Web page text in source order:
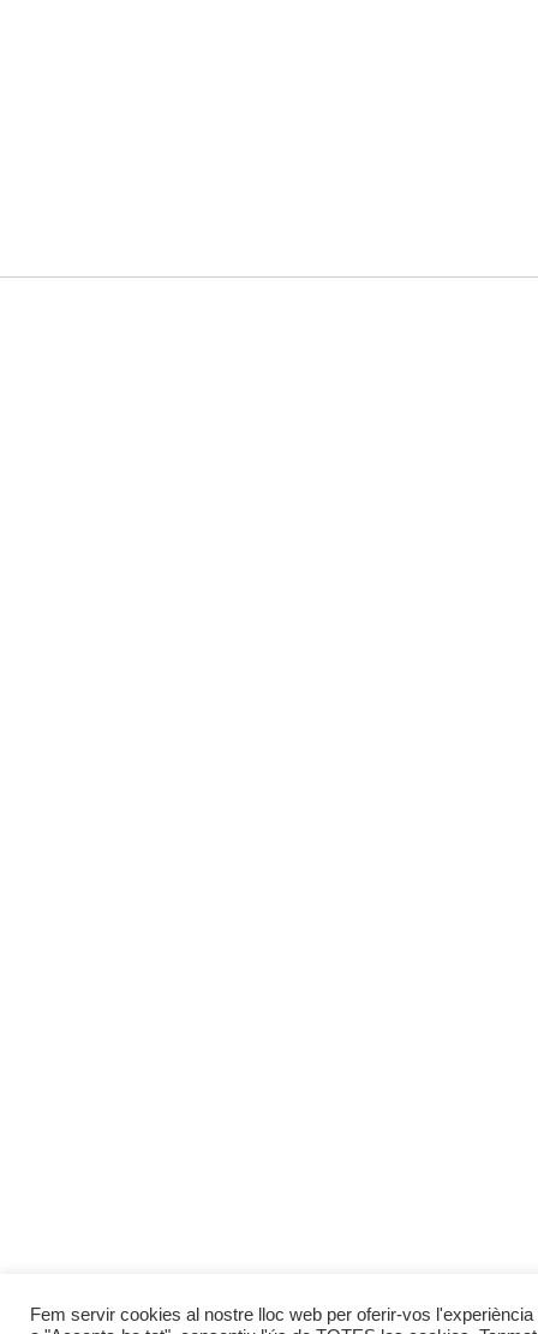
Fem servir cookies al nostre lloc web per oferir-vos